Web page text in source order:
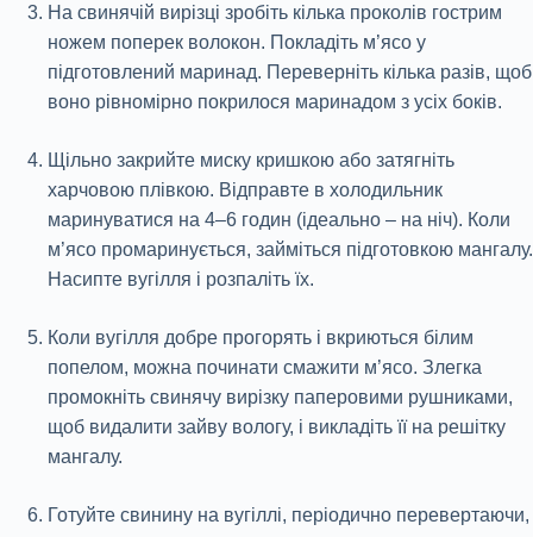
На свинячій вирізці зробіть кілька проколів гострим
ножем поперек волокон. Покладіть м’ясо у
підготовлений маринад. Переверніть кілька разів, щоб
воно рівномірно покрилося маринадом з усіх боків.
Щільно закрийте миску кришкою або затягніть
харчовою плівкою. Відправте в холодильник
маринуватися на 4–6 годин (ідеально – на ніч). Коли
м’ясо промаринується, займіться підготовкою мангалу.
Насипте вугілля і розпаліть їх.
Коли вугілля добре прогорять і вкриються білим
попелом, можна починати смажити м’ясо. Злегка
промокніть свинячу вирізку паперовими рушниками,
щоб видалити зайву вологу, і викладіть її на решітку
мангалу.
Готуйте свинину на вугіллі, періодично перевертаючи,